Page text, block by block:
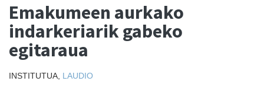
Emakumeen aurkako
indarkeriarik gabeko
egitaraua
INSTITUTUA, LAUDIO